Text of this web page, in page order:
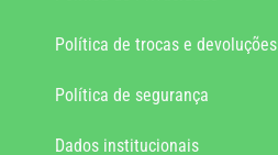
Política de trocas e devoluções
Política de segurança
Dados institucionais